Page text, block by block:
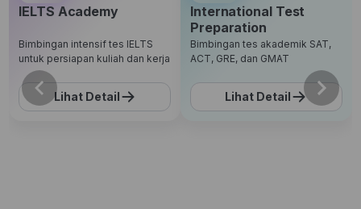
IELTS Academy
Bimbingan intensif tes IELTS
untuk persiapan kuliah dan kerja
Lihat Detail
International Test
Preparation
Bimbingan tes akademik SAT,
ACT, GRE, dan GMAT
Lihat Detail